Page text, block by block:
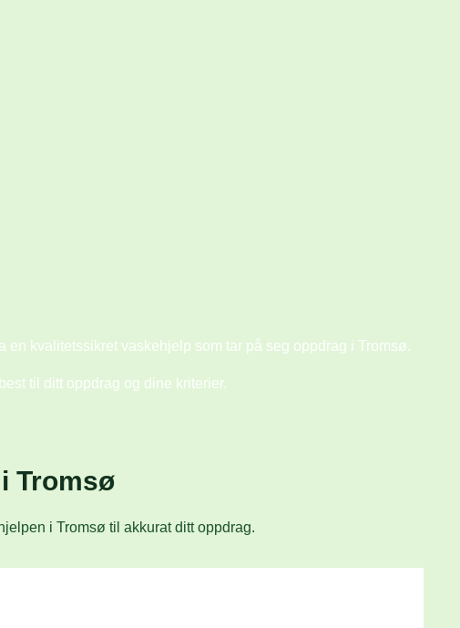
en kvalitetssikret vaskehjelp som tar på seg oppdrag i Tromsø.
til ditt oppdrag og dine kriterier.
Tromsø
i Tromsø til akkurat ditt oppdrag.